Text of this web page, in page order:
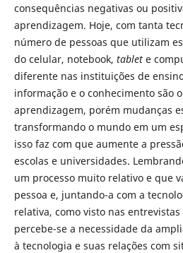
consequências negativas ou
aprendizagem. Hoje, com tanta
número de pessoas que utilizam
do celular, notebook, tablete
diferente nas instituições de
informação e o conhecimento são
aprendizagem, porém mudanças
transformando o mundo em um
isso faz com que aumente a
escolas e universidades.
um processo muito relativo e que
pessoa e, juntando-a com a
relativa, como visto nas
percebe-se a necessidade da
à tecnologia e suas relações com